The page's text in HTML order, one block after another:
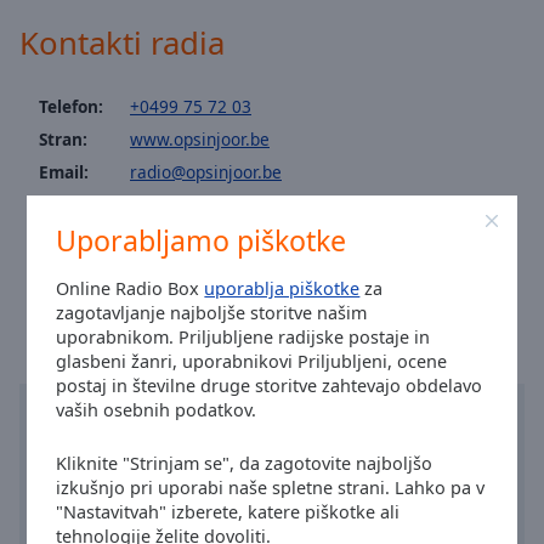
Uporabljamo piškotke
Online Radio Box uporablja piškotke za
zagotavljanje najboljše storitve našim
uporabnikom. Priljubljene radijske postaje in
glasbeni žanri, uporabnikovi Priljubljeni, ocene
postaj in številne druge storitve zahtevajo obdelavo
vaših osebnih podatkov.
Kliknite "Strinjam se", da zagotovite najboljšo
izkušnjo pri uporabi naše spletne strani. Lahko pa v
"Nastavitvah" izberete, katere piškotke ali
tehnologije želite dovoliti.
Background
Opacity
Family
Kontakti radia
Telefon:
+0499 75 72 03
Stran:
www.opsinjoor.be
Email:
radio@opsinjoor.be
Telefoon (publiciteit): 0475 58 31 88